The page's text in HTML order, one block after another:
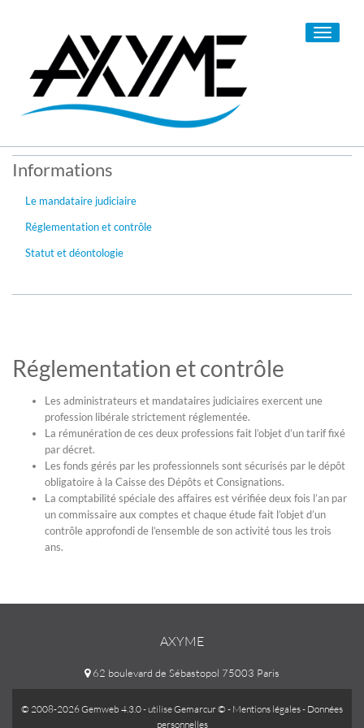
Toggle
Informations
Le mandataire judiciaire
Réglementation et contrôle
Statut et déontologie
Réglementation et contrôle
Les administrateurs et mandataires judiciaires exercent une
profession libérale strictement réglementée.
La rémunération de ces deux professions fait l’objet d’un tarif fixé
par décret.
Les fonds gérés par les professionnels sont sécurisés par le dépôt
obligatoire à la Caisse des Dépôts et Consignations.
La comptabilité spéciale des affaires est vérifiée deux fois l’an par
un commissaire aux comptes et chaque étude fait l’objet d’un
contrôle approfondi de l’ensemble de son activité tous les trois
ans.
AXYME
62 boulevard de Sébastopol 75003 Paris
© 2008-2026 Gemweb 4.3.0- utiliseGemarcur © - Mentions légales- Données
personnelles